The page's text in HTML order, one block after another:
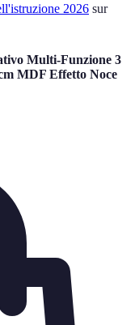
2026 sur
Multi-Funzione 3
MDF Effetto Noce